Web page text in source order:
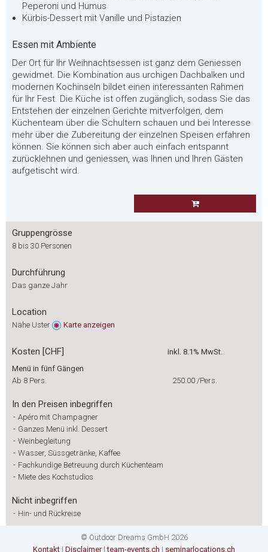
Peperoni und Humus
Kürbis-Dessert mit Vanille und Pistazien
Essen mit Ambiente
Der Ort für Ihr Weihnachtsessen ist ganz dem Geniessen
gewidmet. Die Kombination aus urchigen Dachbalken und
modernen Kochinseln bildet einen interessanten Rahmen
für Ihr Fest. Die Küche ist offen zugänglich, sodass Sie das
Entstehen der einzelnen Gerichte mitverfolgen, dem
Küchenteam über die Schultern schauen und bei Interesse
mehr über die Zubereitung der einzelnen Speisen erfahren
können. Sie können sich aber auch einfach entspannt
zurücklehnen und geniessen, was Ihnen und Ihren Gästen
aufgetischt wird.
Gruppengrösse
8 bis 30 Personen
Durchführung
Das ganze Jahr
Location
Nähe Uster Karte anzeigen
Kosten [CHF]
inkl. 8.1% MwSt.
Menü in fünf Gängen
Ab 8 Pers.
250.00 /Pers.
In den Preisen inbegriffen
- Apéro mit Champagner
- Ganzes Menü inkl. Dessert
- Weinbegleitung
- Wasser, Süssgetränke, Kaffee
- Fachkundige Betreuung durch Küchenteam
- Miete des Kochstudios
Nicht inbegriffen
- Hin- und Rückreise
© Outdoor Dreams GmbH 2026
Kontakt | Disclaimer|team-events.ch | seminarlocations.ch